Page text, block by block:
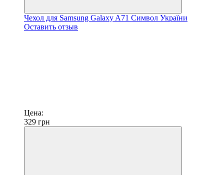
Чехол для Samsung Galaxy A71 Символ України
Оставить отзыв
Цена:
329 грн